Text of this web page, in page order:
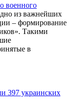
военного
из важнейших
– формирование
Такими
в